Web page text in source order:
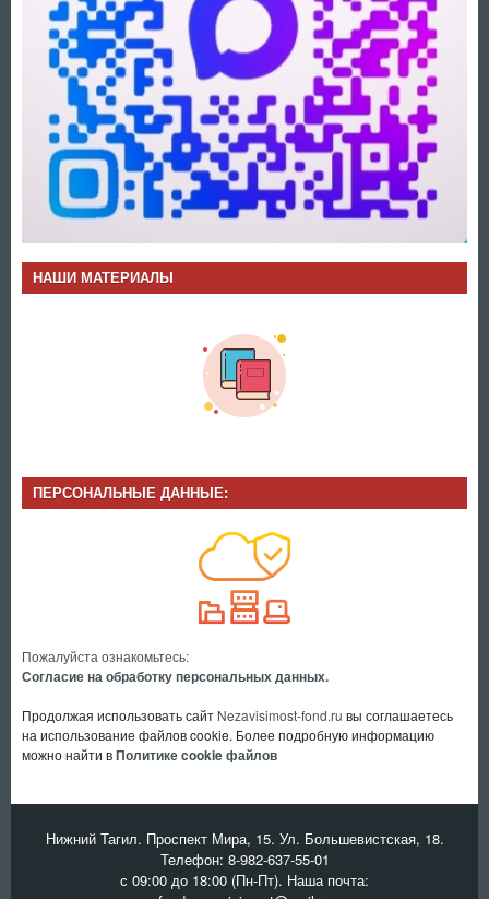
НАШИ МАТЕРИАЛЫ
ПЕРСОНАЛЬНЫЕ ДАННЫЕ:
Пожалуйста ознакомьтесь:
Согласие на обработку персональных данных.
Продолжая использовать сайт Nezavisimost-fond.ru вы соглашаетесь
на использование файлов cookie. Более подробную информацию
можно найти вПолитике cookie файлов
Нижний Тагил. Проспект Мира, 15. Ул. Большевистская, 18.
Телефон: 8-982-637-55-01
с 09:00 до 18:00 (Пн-Пт). Наша почта: